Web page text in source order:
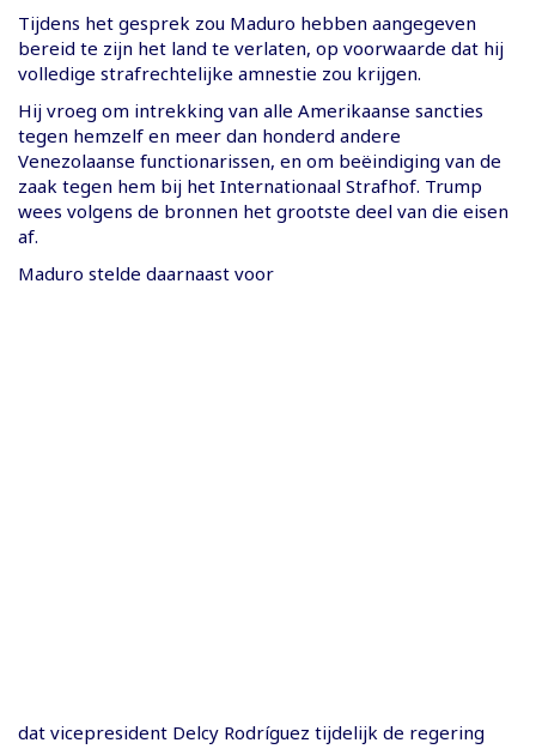
Tijdens het gesprek zou Maduro hebben aangegeven
bereid te zijn het land te verlaten, op voorwaarde dat hij
volledige strafrechtelijke amnestie zou krijgen.
Hij vroeg om intrekking van alle Amerikaanse sancties
tegen hemzelf en meer dan honderd andere
Venezolaanse functionarissen, en om beëindiging van de
zaak tegen hem bij het Internationaal Strafhof. Trump
wees volgens de bronnen het grootste deel van die eisen
af.
Maduro stelde daarnaast voor
dat vicepresident Delcy Rodríguez tijdelijk de regering